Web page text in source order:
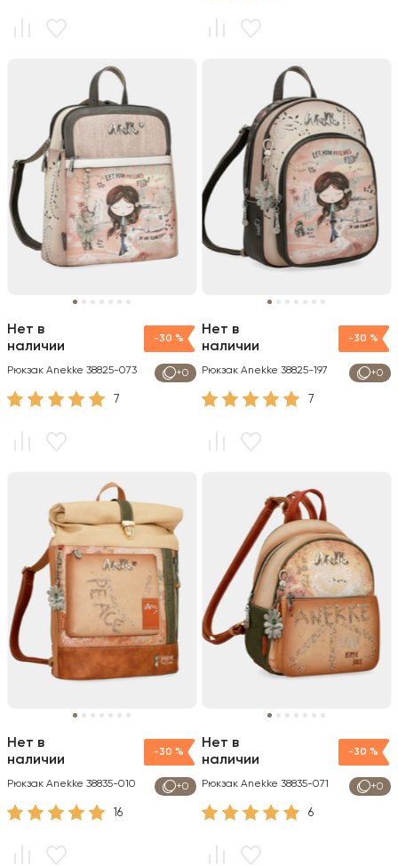
-30 %
+0
Нет в
наличии
Рюкзак Anekke 38825-073
7
-30 %
+0
Нет в
наличии
Рюкзак Anekke 38825-197
7
-30 %
+0
Нет в
наличии
Рюкзак Anekke 38835-010
16
-30 %
+0
Нет в
наличии
Рюкзак Anekke 38835-071
6